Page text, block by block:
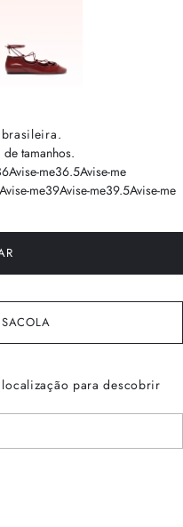
brasileira.
tamanhos.
Avise-me36.5Avise-me
Avise-me39Avise-me39.5Avise-me
para descobrir